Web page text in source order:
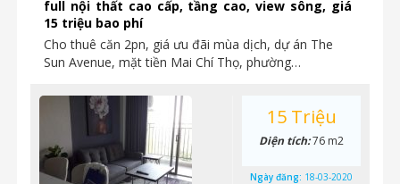
full nội thất cao cấp, tầng cao, view sông, giá
15 triệu bao phí
Cho thuê căn 2pn, giá ưu đãi mùa dịch, dự án The
Sun Avenue, mặt tiền Mai Chí Thọ, phường…
15 Triệu
Diện tích:76 m2
Ngày đăng: 18-03-2020